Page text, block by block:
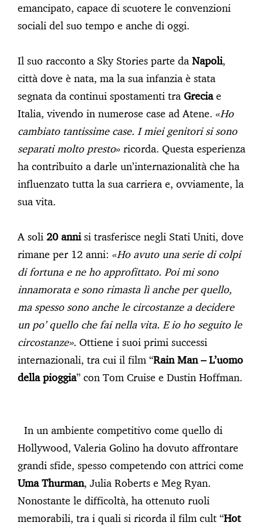
emancipato, capace di scuotere le convenzioni
sociali del suo tempo e anche di oggi.
Il suo racconto a Sky Stories parte da Napoli,
città dove è nata, ma la sua infanzia è stata
segnata da continui spostamenti tra Greciae
Italia, vivendo in numerose case ad Atene. «Ho
cambiato tantissime case. I miei genitori si sono
separati molto presto» ricorda. Questa esperienza
ha contribuito a darle un’internazionalità che ha
influenzato tutta la sua carriera e, ovviamente, la
sua vita.
A soli 20 annisi trasferisce negli Stati Uniti, dove
rimane per 12 anni: «Ho avuto una serie di colpi
di fortuna e ne ho approfittato. Poi mi sono
innamorata e sono rimasta lì anche per quello,
ma spesso sono anche le circostanze a decidere
un po’ quello che fai nella vita. E io ho seguito le
circostanze». Ottiene i suoi primi successi
internazionali, tra cui il film “Rain Man – L’uomo
della pioggia” con Tom Cruise e Dustin Hoffman.
In un ambiente competitivo come quello di
Hollywood, Valeria Golino ha dovuto affrontare
grandi sfide, spesso competendo con attrici come
Uma Thurman, Julia Roberts e Meg Ryan.
Nonostante le difficoltà, ha ottenuto ruoli
memorabili, tra i quali si ricorda il film cult “Hot